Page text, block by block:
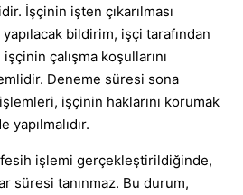
İşçinin işten çıkarılması
bildirim, işçi tarafından
çalışma koşullarını
Deneme süresi sona
işçinin haklarını korumak
yapılmalıdır.
işlemi gerçekleştirildiğinde,
süresi tanınmaz. Bu durum,